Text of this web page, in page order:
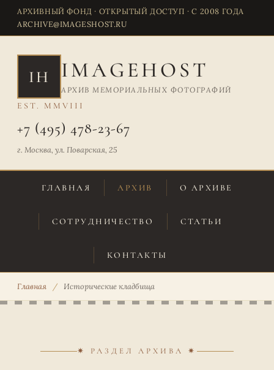
АРХИВНЫЙ ФОНД · ОТКРЫТЫЙ ДОСТУП · С 2008 ГОДА
ARCHIVE@IMAGESHOST.RU
IH IMAGEHOST
АРХИВ МЕМОРИАЛЬНЫХ ФОТОГРАФИЙ
EST. MMVIII
+7 (495) 478-23-67
г. Москва, ул. Поварская, 25
ГЛАВНАЯ АРХИВ О АРХИВЕ
СОТРУДНИЧЕСТВО СТАТЬИ
КОНТАКТЫ
Главная / Исторические кладбища
✷ РАЗДЕЛ АРХИВА ✷